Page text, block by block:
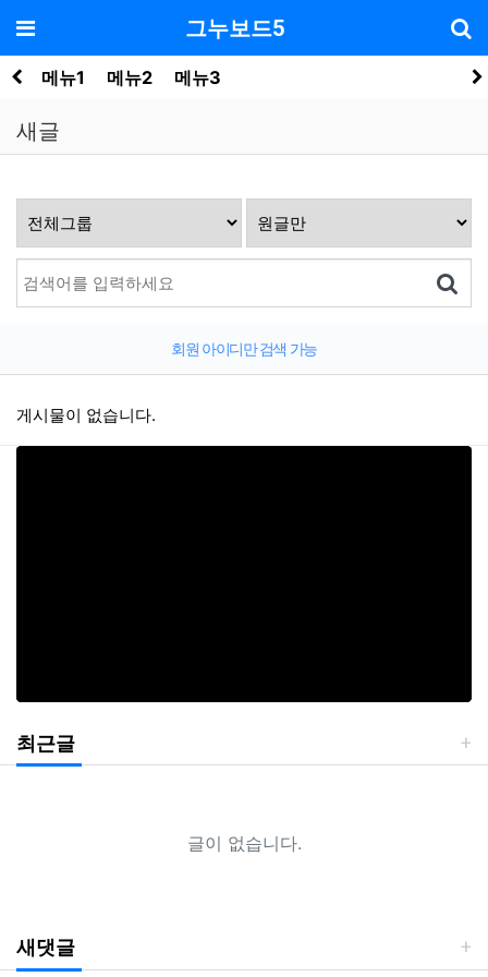
메뉴 그누보드5
메뉴1 메뉴2 메뉴3
새글
회원 아이디만 검색 가능
게시물이 없습니다.
최근글
글이 없습니다.
새댓글